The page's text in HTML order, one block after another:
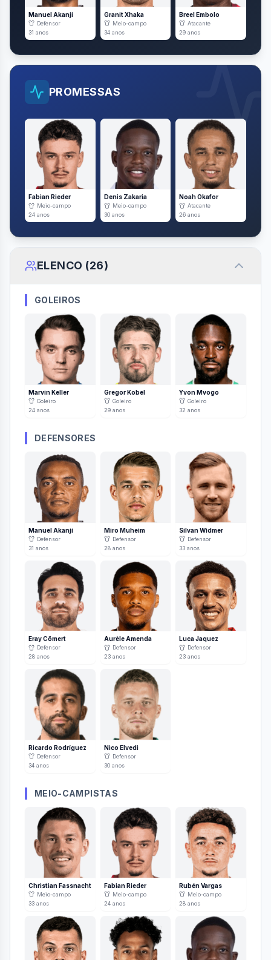
Manuel Akanji
Defensor
31 anos
Granit Xhaka
Meio-campo
34anos
Breel Embolo
Atacante
29 anos
PROMESSAS
Fabian Rieder
Meio-campo
24 anos
Denis Zakaria
Meio-campo
30anos
Noah Okafor
Atacante
26 anos
ELENCO (26)
GOLEIROS
Marvin Keller
Goleiro
24 anos
Gregor Kobel
Goleiro
29anos
Yvon Mvogo
Goleiro
32 anos
DEFENSORES
Manuel Akanji
Defensor
31 anos
Miro Muheim
Defensor
28anos
Silvan Widmer
Defensor
33 anos
Eray Cömert
Defensor
28 anos
Aurèle Amenda
Defensor
23anos
Luca Jaquez
Defensor
23 anos
Ricardo Rodríguez
Defensor
34 anos
Nico Elvedi
Defensor
30anos
MEIO-CAMPISTAS
Christian Fassnacht
Meio-campo
33 anos
Fabian Rieder
Meio-campo
24anos
Rubén Vargas
Meio-campo
28 anos